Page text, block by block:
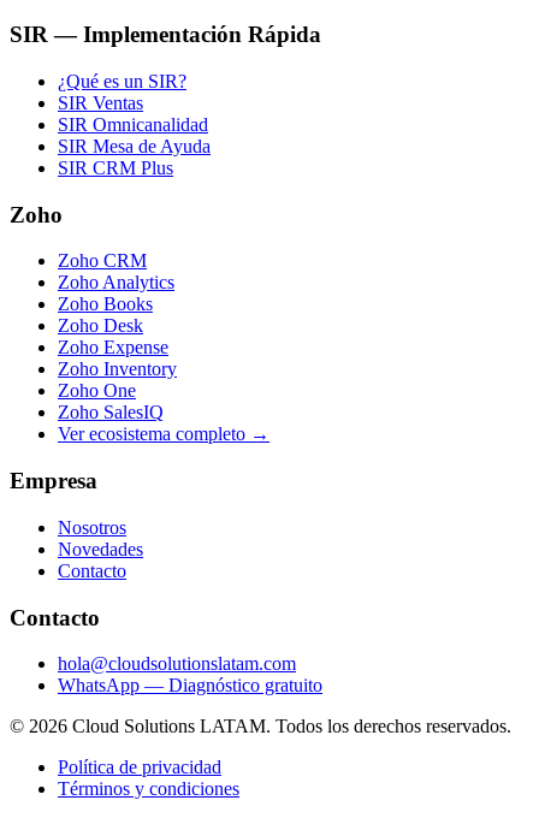
SIR — Implementación Rápida
¿Qué es un SIR?
SIR Ventas
SIR Omnicanalidad
SIR Mesa de Ayuda
SIR CRM Plus
Zoho
Zoho CRM
Zoho Analytics
Zoho Books
Zoho Desk
Zoho Expense
Zoho Inventory
Zoho One
Zoho SalesIQ
Ver ecosistema completo →
Empresa
Nosotros
Novedades
Contacto
Contacto
hola@cloudsolutionslatam.com
WhatsApp — Diagnóstico gratuito
© 2026 Cloud Solutions LATAM. Todos los derechos reservados.
Política de privacidad
Términos y condiciones